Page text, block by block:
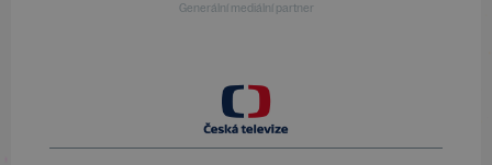
Generální mediální partner